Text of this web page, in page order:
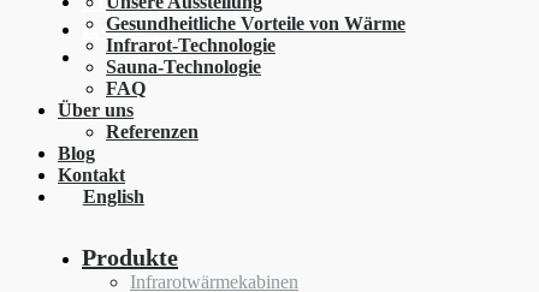
Kontakt
English
Produkte
Infrarotwärmekabinen
Gesundheitliche Vorteile von Wärme
Infrarot-Technologie
Sauna-Technologie
FAQ
Über uns
Referenzen
Blog
Kontakt
English